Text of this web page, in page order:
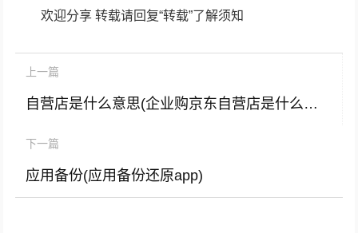
欢迎分享 转载请回复“转载”了解须知
上一篇
自营店是什么意思(企业购京东自营店是什么意思)
下一篇
应用备份(应用备份还原app)